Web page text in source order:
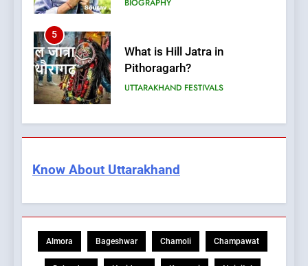
Pithoragarh?
UTTARAKHAND FESTIVALS
Before!
UTTARAKHAND TRAVEL GUIDE
7
What is UCC in Uttarakhand?
उत्तराखंड UCC क्या है?
BLOG
Know About Uttarakhand
Almora Bageshwar Chamoli Champawat